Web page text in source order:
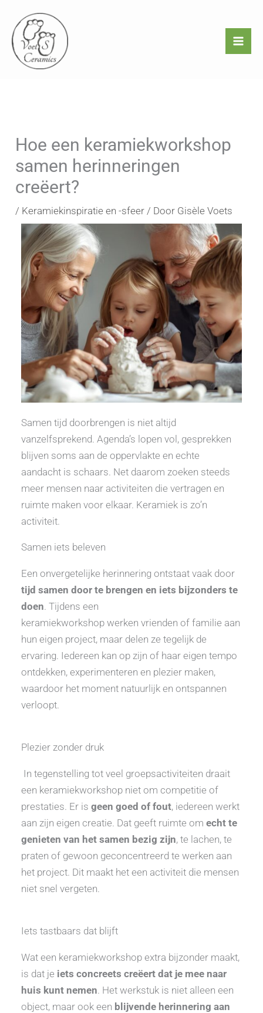
naar
inhoud
Hoe een keramiekworkshop
samen herinneringen
creëert?
/ Keramiekinspiratie en -sfeer / Door Gisèle Voets
Samen tijd doorbrengen is niet altijd
vanzelfsprekend. Agenda’s lopen vol, gesprekken
blijven soms aan de oppervlakte en echte
aandacht is schaars. Net daarom zoeken steeds
meer mensen naar activiteiten die vertragen en
ruimte maken voor elkaar. Keramiek is zo’n
activiteit.
Samen iets beleven
Een onvergetelijke herinnering ontstaat vaak door
tijd samen door te brengen en iets bijzonders te
doen. Tijdens een
keramiekworkshop werken vrienden of familie aan
hun eigen project, maar delen ze tegelijk de
ervaring. Iedereen kan op zijn of haar eigen tempo
ontdekken, experimenteren en plezier maken,
waardoor het moment natuurlijk en ontspannen
verloopt.
Plezier zonder druk
In tegenstelling tot veel groepsactiviteiten draait
een keramiekworkshop niet om competitie of
prestaties. Er isgeen goed of fout, iedereen werkt
aan zijn eigen creatie. Dat geeft ruimte omecht te
genieten van het samen bezig zijn, te lachen, te
praten of gewoon geconcentreerd te werken aan
het project. Dit maakt het een activiteit die mensen
niet snel vergeten.
Iets tastbaars dat blijft
Wat een keramiekworkshop extra bijzonder maakt,
is dat je iets concreets creëert dat je mee naar
huis kunt nemen. Het werkstuk is niet alleen een
object, maar ook een blijvende herinnering aan